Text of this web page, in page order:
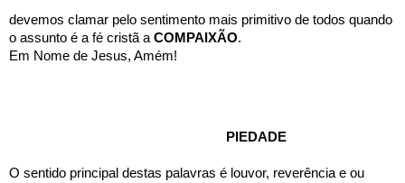
devemos clamar pelo sentimento mais primitivo de todos quando
o assunto é a fé cristã a COMPAIXÃO.
Em Nome de Jesus, Amém!
PIEDADE
O sentido principal destas palavras é louvor, reverência e ou